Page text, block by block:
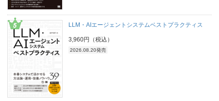
LLM・AIエージェントシステムベストプラクティス
3,960円（税込）
2026.08.20発売